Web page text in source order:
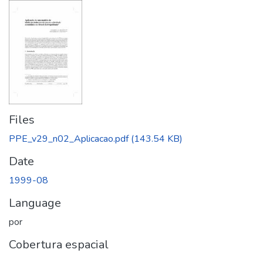
Files
PPE_v29_n02_Aplicacao.pdf(143.54 KB)
Date
1999-08
Language
por
Cobertura espacial